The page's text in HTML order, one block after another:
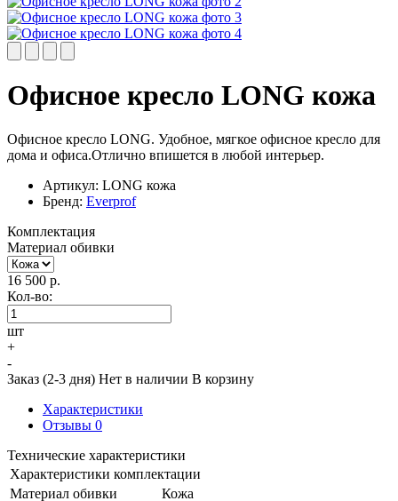
Офисное кресло LONG кожа
Офисное кресло LONG. Удобное, мягкое офисное кресло для
дома и офиса.Отлично впишется в любой интерьер.
Артикул: LONG кожа
Бренд: Everprof
Комплектация
Материал обивки
16 500 р.
Кол-во:
шт
+
-
Заказ (2-3 дня) Нет в наличии В корзину
Характеристики
Отзывы 0
Технические характеристики
Характеристики комплектации
Материал обивки
Кожа